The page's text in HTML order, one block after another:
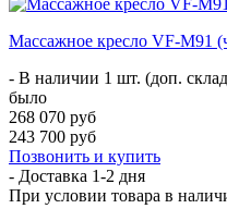
Массажное кресло VF-M91
- В наличии 1 шт. (доп.
было
268 070 руб
243 700 руб
Позвонить и купить
- Доставка 1-2 дня
При условии товара в